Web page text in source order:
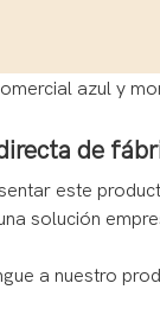
de
este
solución
a nuestro